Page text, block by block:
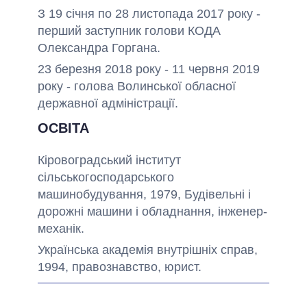
З 19 січня по 28 листопада 2017 року -
перший заступник голови КОДА
Олександра Горгана.
23 березня 2018 року - 11 червня 2019
року - голова Волинської обласної
державної адміністрації.
ОСВІТА
Кіровоградський інститут
сільськогосподарського
машинобудування, 1979, Будівельні і
дорожні машини і обладнання, інженер-
механік.
Українська академія внутрішніх справ,
1994, правознавство, юрист.